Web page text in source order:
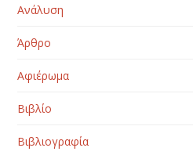
Ανάλυση
Άρθρο
Αφιέρωμα
Βιβλίο
Βιβλιογραφία